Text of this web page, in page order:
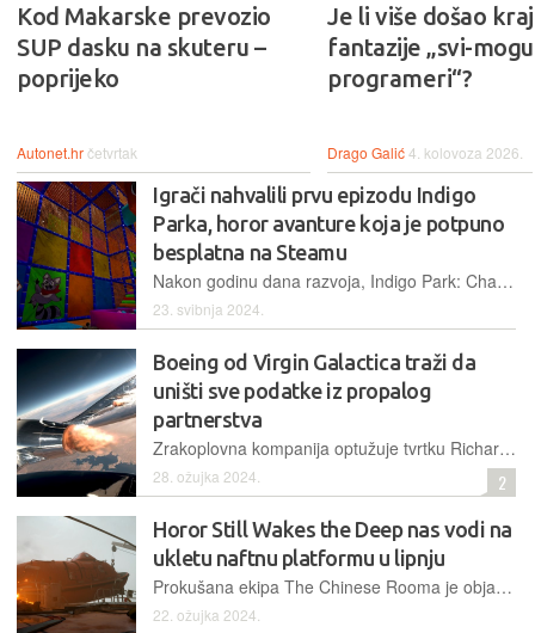
Kod Makarske prevozio
SUP dasku na skuteru –
poprijeko
Autonet.hrčetvrtak
Je li više došao kraj
fantazije „svi-
programeri“?
Drago Galić4. kolovoza 2026.
Igrači nahvalili prvu epizodu Indigo
Parka, horor avanture koja je potpuno
besplatna na Steamu
Nakon godinu dana razvoja, Indigo Park: Chapter 1 je dostupan putem Steama, a zahvaljujući iznimno pozitivnim reakcijama, developeri kreću s razvojem drugog poglavlja
23. svibnja 2024.
Boeing od Virgin Galactica traži da
uništi sve podatke iz propalog
partnerstva
Zrakoplovna kompanija optužuje tvrtku Richarda Bransona za nezakonito korištenje Boeingovih zaštićenih informacija prilikom dizajniranja matičnog broda
28. ožujka 2024. 2
Horor Still Wakes the Deep nas vodi na
ukletu naftnu platformu u lipnju
Prokušana ekipa The Chinese Rooma je objavila kako njihov novi narativni horor Still Wakes the Deep stiže na tržište 18. lipnja
22. ožujka 2024.